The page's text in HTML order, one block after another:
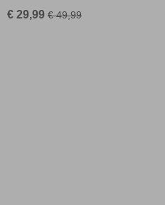
€ 29,99 € 49,99